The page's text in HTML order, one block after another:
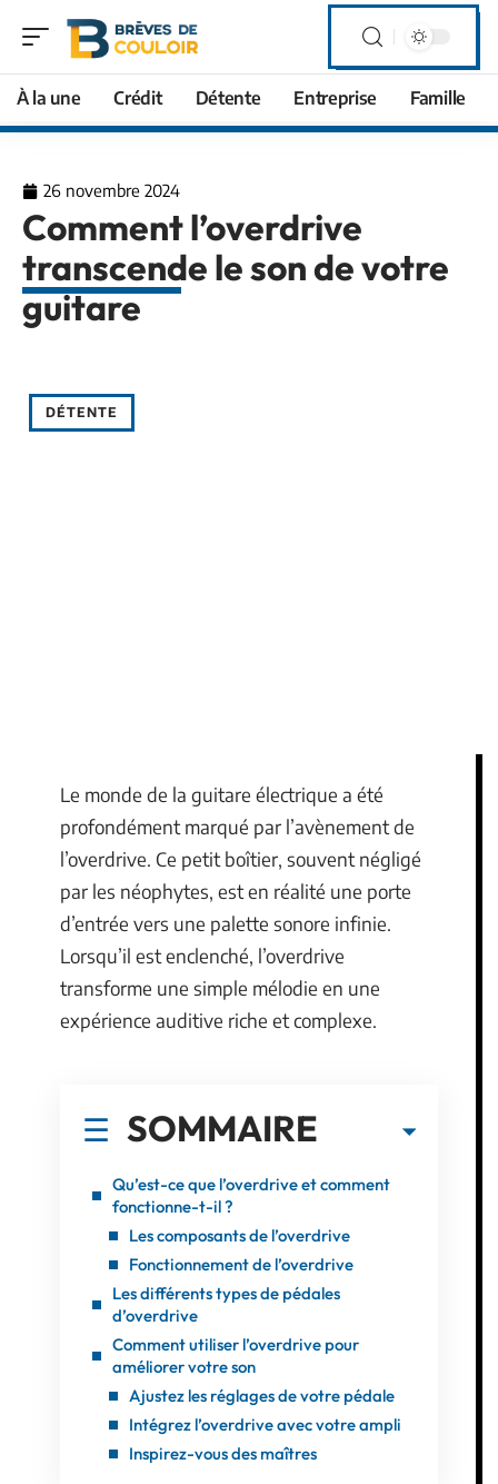
À la une Crédit Détente Entreprise Famille
26 novembre 2024
Comment l’overdrive
transcende le son de votre
guitare
DÉTENTE
Le monde de la guitare électrique a été
profondément marqué par l’avènement de
l’overdrive. Ce petit boîtier, souvent négligé
par les néophytes, est en réalité une porte
d’entrée vers une palette sonore infinie.
Lorsqu’il est enclenché, l’overdrive
transforme une simple mélodie en une
expérience auditive riche et complexe.
SOMMAIRE
Qu’est-ce que l’overdrive et comment
fonctionne-t-il ?
Les composants de l’overdrive
Fonctionnement de l’overdrive
Les différents types de pédales
d’overdrive
Comment utiliser l’overdrive pour
améliorer votre son
Ajustez les réglages de votre pédale
Intégrez l’overdrive avec votre ampli
Inspirez-vous des maîtres